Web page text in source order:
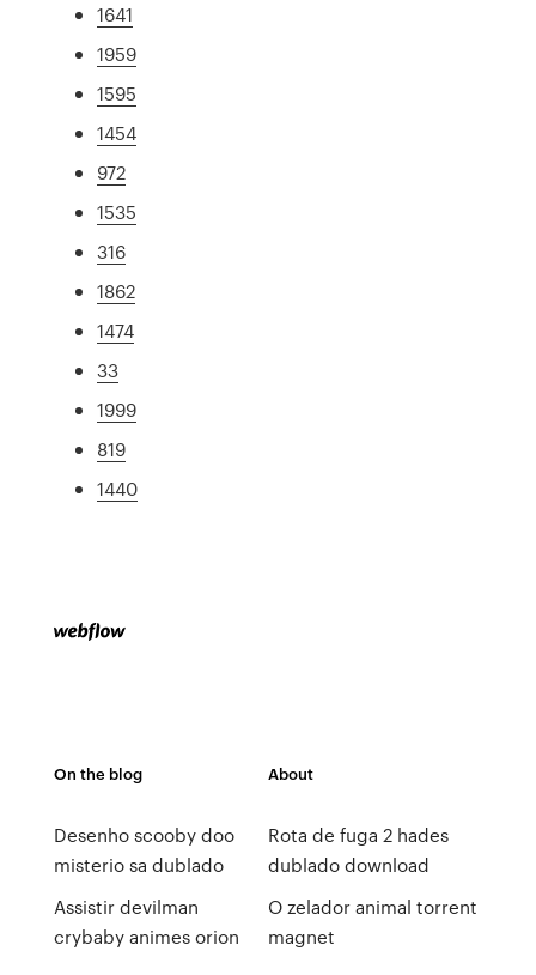
1641
1959
1595
1454
972
1535
316
1862
1474
33
1999
819
1440
On the blog
Desenho scooby doo
misterio sa dublado
Assistir devilman
crybaby animes orion
About
Rota de fuga 2 hades
dublado download
O zelador animal torrent
magnet